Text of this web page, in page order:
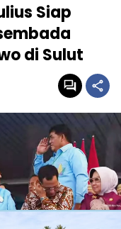
Siap
di Sulut